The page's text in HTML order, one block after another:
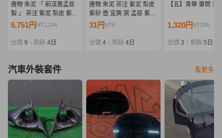
唐物 朱泥 「 荊渓惠孟臣
製 」 茶注 紫泥 梨皮 紫砂
壺 宜興 窯 孟臣 紫砂 壷 急
蛮 鉄瓶 長幅11㎝
5,751円 NT1,244
出價 9 剩餘 4日
唐物 朱泥 茶注 紫泥 梨皮
紫砂 壺 宜興 窯 孟臣 紫砂
壷 急須 煎茶 道具 中国古
31円 NT6
出價 4 剩餘 4日
【五】青華 筆筒 清
1,320円 NT285
出價 3 剩餘 5日
汽車外裝套件 看更多